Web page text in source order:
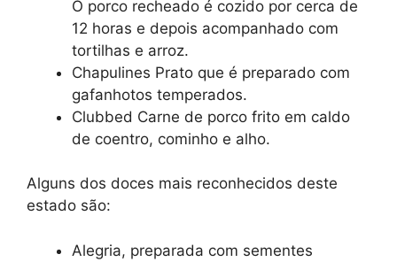
O porco recheado é cozido por cerca de
12 horas e depois acompanhado com
tortilhas e arroz.
Chapulines Prato que é preparado com
gafanhotos temperados.
Clubbed Carne de porco frito em caldo
de coentro, cominho e alho.
Alguns dos doces mais reconhecidos deste
estado são:
Alegria, preparada com sementes